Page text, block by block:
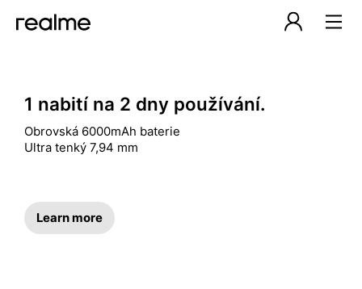
realme Česká republika –
1 nabití na 2 dny používání.
Obrovská 6000mAh baterie
Ultra tenký 7,94 mm
Learn more